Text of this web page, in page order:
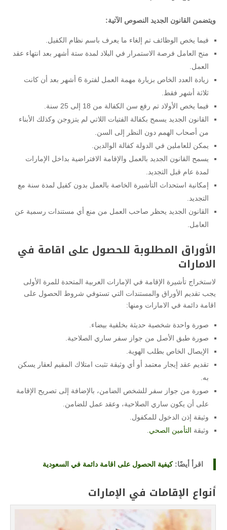
ويتضمن القانون الجديد النصوص الآتية:
فيما يخص الوظائف تم إلغاء ما يعرف باسم نظام الكفيل.
منح العامل فرصة الاستمرار في البلاد لمدة ستة أشهر بعد انتهاء عقد
العمل.
زيادة العدد الخاص بزيارة مهمة العمل لفترة 6 أشهر بعد أن كانت
ثلاثة أشهر فقط.
فيما يخص الأولاد تم رفع سن الكفالة من 18 إلى 25 سنة.
القانون الجديد يسمح بكفالة الفتيات اللاتي لم يتزوجن وكذلك الأبناء
من أصحاب الهمم دون النظر إلى السن.
يمكن للعاملين في الدولة كفالة الوالدين.
يسمح القانون الجديد بالعمل والإقامة الافتراضية بداخل الإمارات
لمدة عام قبل التجديد.
إمكانية استحداث التأشيرة الخاصة بالعمل بدون كفيل لمدة سنة مع
التجديد.
القانون الجديد يحظر صاحب العمل من منع أي مستندات رسمية عن
العامل.
الأوراق المطلوبة للحصول على اقامة في
الامارات
لاستخراج تأشيرة الإقامة في الإمارات العربية المتحدة للمرة الأولى
يجب تقديم الأوراق والمستندات التي تستوفي شروط الحصول على
اقامة دائمة في الامارات ومنها:
صورة واحدة شخصية حديثة بخلفية بيضاء.
صورة طبق الأصل من جواز سفر ساري الصلاحية.
الإيصال الخاص بطلب الهوية.
تقديم عقد إيجار معتمد أو أي وثيقة تثبت امتلاك المقيم لعقار يسكن
به.
صورة من جواز سفر للشخص الضامن، بالإضافة إلى تصريح الإقامة
على أن يكون ساري الصلاحية، وعقد عمل للضامن.
وثيقة إذن الدخول للمكفول.
وثيقة التأمين الصحي.
اقرأ أيضًا:كيفية الحصول على اقامة دائمة في السعودية
أنواع الإقامات في الإمارات